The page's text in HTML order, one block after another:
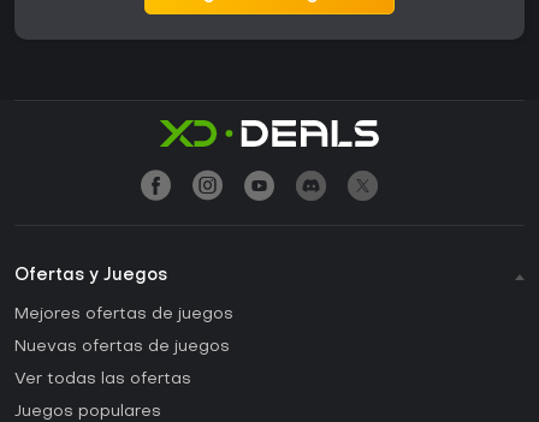
Ofertas y Juegos
Mejores ofertas de juegos
Nuevas ofertas de juegos
Ver todas las ofertas
Juegos populares